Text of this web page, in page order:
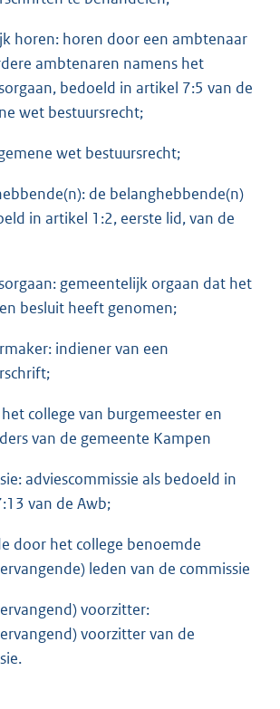
horen: horen door een ambtenaar
ambtenaren namens het
bedoeld in artikel 7:5 van de
wet bestuursrecht;
wet bestuursrecht;
de belanghebbende(n)
in artikel 1:2, eerste lid, van de
gemeentelijk orgaan dat het
besluit heeft genomen;
indiener van een
college van burgemeester en
van de gemeente Kampen
adviescommissie als bedoeld in
van de Awb;
door het college benoemde
leden van de commissie
voorzitter:
voorzitter van de